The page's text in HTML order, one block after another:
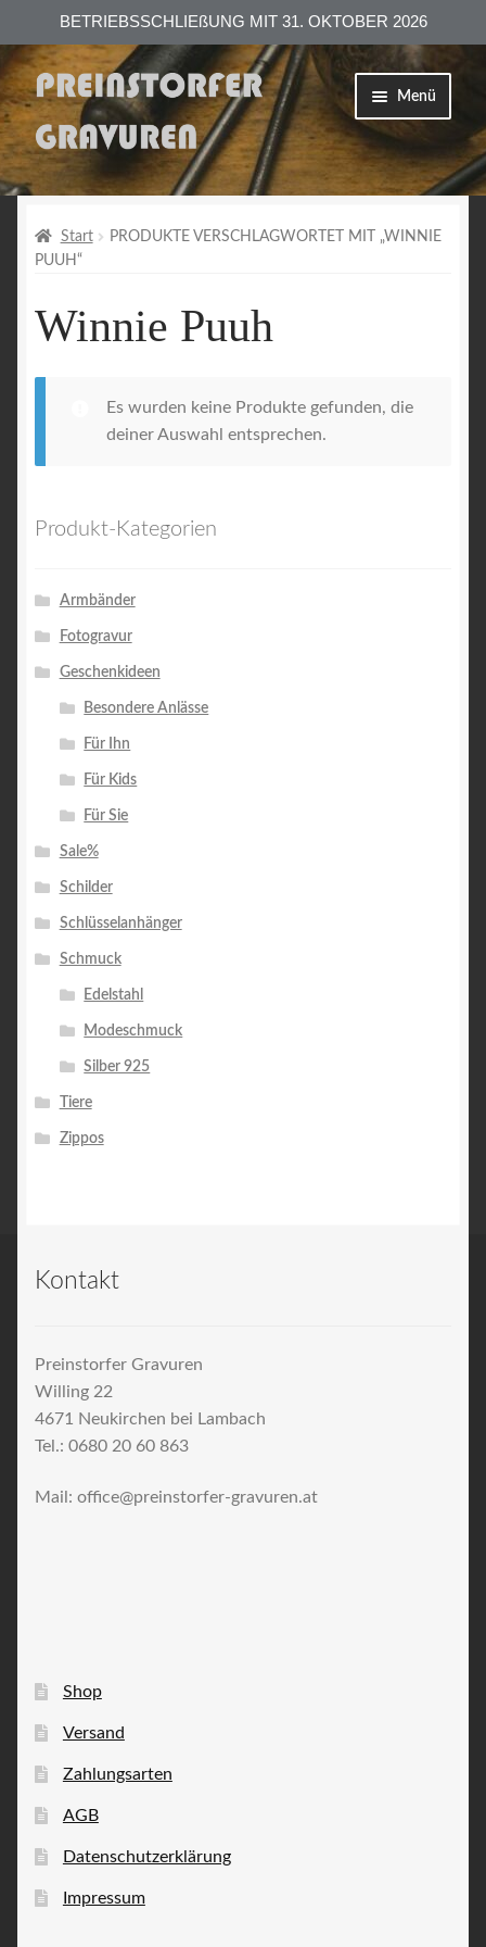
BETRIEBSSCHLIEßUNG MIT 31. OKTOBER 2026
Zur
Navigation
springen
Zum
Inhalt
springen
Menü
Versand
Datenschutzerklärung
Impressum
Start
PRODUKTE VERSCHLAGWORTET MIT „WINNIE
PUUH“
Winnie Puuh
Es wurden keine Produkte gefunden, die
deiner Auswahl entsprechen.
Produkt-Kategorien
Armbänder
Fotogravur
Geschenkideen
Besondere Anlässe
Für Ihn
Für Kids
Für Sie
Sale%
Schilder
Schlüsselanhänger
Schmuck
Edelstahl
Modeschmuck
Silber 925
Tiere
Zippos
Kontakt
Preinstorfer Gravuren
Willing 22
4671 Neukirchen bei Lambach
Tel.: 0680 20 60 863
Mail: office@preinstorfer-gravuren.at
Shop
Versand
Zahlungsarten
AGB
Datenschutzerklärung
Impressum